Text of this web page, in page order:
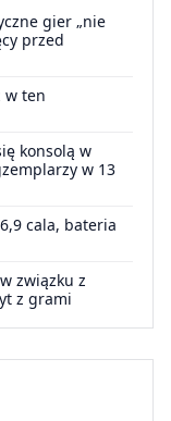
gier „nie
przed
w ten
konsolą w
w 13
cala, bateria
związku z
z grami